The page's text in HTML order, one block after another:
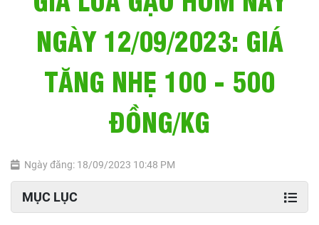
NGÀY 12/09/2023: GIÁ
TĂNG NHẸ 100 - 500
ĐỒNG/KG
Ngày đăng: 18/09/2023 10:48 PM
MỤC LỤC